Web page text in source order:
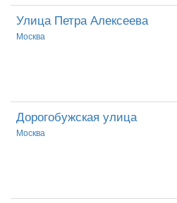
Улица Петра Алексеева
Москва
Дорогобужская улица
Москва